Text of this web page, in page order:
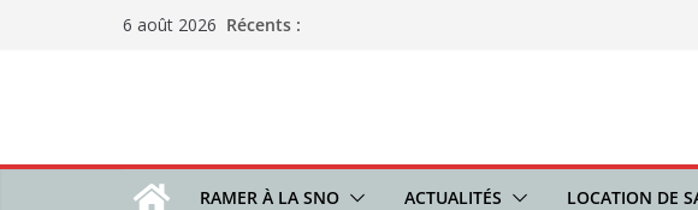
6 août 2026 Récents :
RAMER À LA SNO ACTUALITÉS LOCATION DE